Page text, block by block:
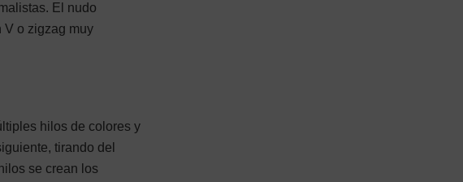
El nudo
V o zigzag muy
hilos de colores y
tirando del
se crean los